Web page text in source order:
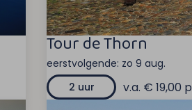
Tour de Thorn
eerstvolgende: zo 9 aug.
2 uur
v.a. € 19,00